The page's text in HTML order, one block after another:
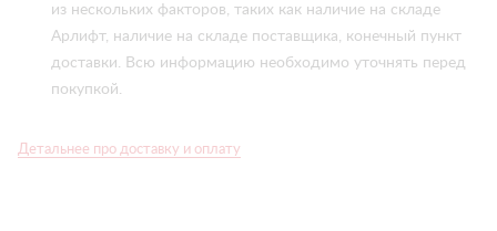
из нескольких факторов, таких как наличие на складе
Арлифт, наличие на складе поставщика, конечный пункт
доставки. Всю информацию необходимо уточнять перед
покупкой.
Детальнее про доставку и оплату